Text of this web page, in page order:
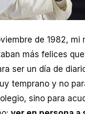
de 1982, mi
más felices
ser un día de
temprano y no
sino para